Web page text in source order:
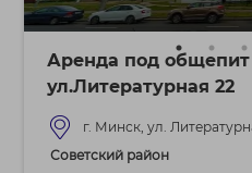
Аренда под общепит
ул.Литературная 22
г. Минск, ул.
Советский район